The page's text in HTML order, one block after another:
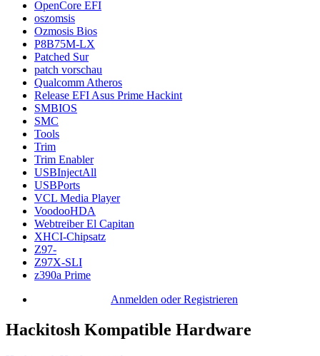
OpenCore EFI
oszomsis
Ozmosis Bios
P8B75M-LX
Patched Sur
patch vorschau
Qualcomm Atheros
Release EFI Asus Prime Hackint
SMBIOS
SMC
Tools
Trim
Trim Enabler
USBInjectAll
USBPorts
VCL Media Player
VoodooHDA
Webtreiber El Capitan
XHCI-Chipsatz
Z97-
Z97X-SLI
z390a Prime
Anmelden oder Registrieren
Hackitosh Kompatible Hardware